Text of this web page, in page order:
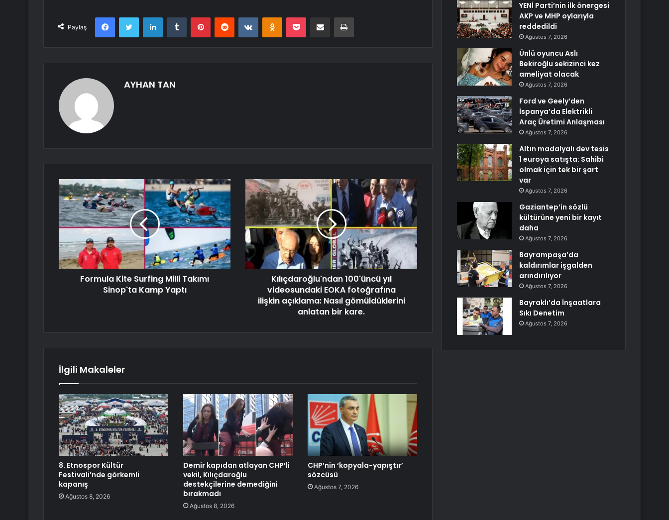
Paylaş
FacebookTwitter LinkedInTumblr PinterestReddit VKontakteOdnoklassniki
Pocket E-Posta ile paylaş Yazdır
AYHAN TAN
Formula Kite Surfing Milli Takımı
Sinop'ta Kamp Yaptı
Kılıçdaroğlu'ndan 100'üncü yıl
videosundaki EOKA fotoğrafına
ilişkin açıklama: Nasıl gömüldüklerini
anlatan bir kare.
İlgili Makaleler
8. Etnospor Kültür
Festivali’nde görkemli
kapanış
Ağustos 8, 2026
Demir kapıdan atlayan CHP’li
vekil, Kılıçdaroğlu
destekçilerine demediğini
bırakmadı
Ağustos 8, 2026
CHP’nin ‘kopyala-yapıştır’
sözcüsü
Ağustos 7, 2026
YENİ Parti’nin ilk önergesi
AKP ve MHP oylarıyla
reddedildi
Ağustos 7, 2026
Ünlü oyuncu Aslı
Bekiroğlu sekizinci kez
ameliyat olacak
Ağustos 7, 2026
Ford ve Geely’den
İspanya’da Elektrikli
Araç Üretimi Anlaşması
Ağustos 7, 2026
Altın madalyalı dev tesis
1 euroya satışta: Sahibi
olmak için tek bir şart
var
Ağustos 7, 2026
Gaziantep’in sözlü
kültürüne yeni bir kayıt
daha
Ağustos 7, 2026
Bayrampaşa’da
kaldırımlar işgalden
arındırılıyor
Ağustos 7, 2026
Bayraklı’da İnşaatlara
Sıkı Denetim
Ağustos 7, 2026